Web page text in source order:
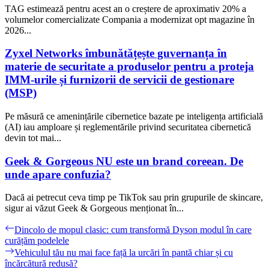
TAG estimează pentru acest an o creștere de aproximativ 20% a
volumelor comercializate Compania a modernizat opt magazine în
2026...
Zyxel Networks îmbunătățește guvernanța în
materie de securitate a produselor pentru a proteja
IMM-urile și furnizorii de servicii de gestionare
(MSP)
Pe măsură ce amenințările cibernetice bazate pe inteligența artificială
(AI) iau amploare și reglementările privind securitatea cibernetică
devin tot mai...
Geek & Gorgeous NU este un brand coreean. De
unde apare confuzia?
Dacă ai petrecut ceva timp pe TikTok sau prin grupurile de skincare,
sigur ai văzut Geek & Gorgeous menționat în...
Navigare
în
articole
Previous
post:
Dincolo de mopul clasic: cum transformă Dyson modul în care
curățăm podelele
Next
post:
Vehiculul tău nu mai face față la urcări în pantă chiar și cu
încărcătură redusă?